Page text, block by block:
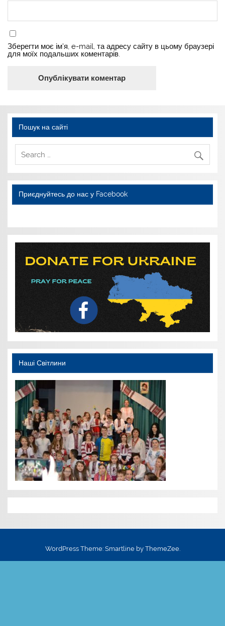
Зберегти моє ім'я, e-mail, та адресу сайту в цьому браузері
для моїх подальших коментарів.
Пошук на сайті
Приєднуйтесь до нас у Facebook
WordPress YouTube
Наші Світлини
WordPress Theme: Smartline by ThemeZee.